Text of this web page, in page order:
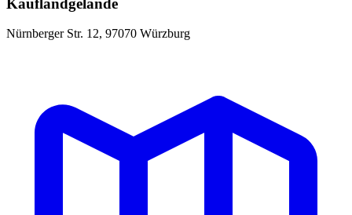
Kauflandgelände
Nürnberger Str. 12, 97070 Würzburg